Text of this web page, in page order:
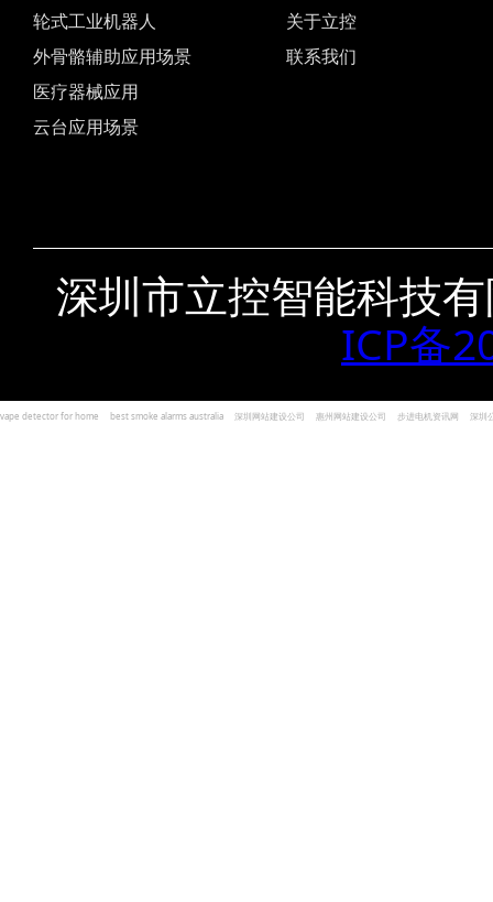
轮式工业机器人
外骨骼辅助应用场景
医疗器械应用
云台应用场景
关于立控
联系我们
深圳市立控智能科技
ICP备
vape detector for home best smoke alarms australia 深圳网站建设公司 惠州网站建设公司 步进电机资讯网 深圳